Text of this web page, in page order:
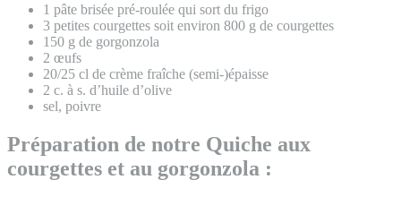
1 pâte brisée pré-roulée qui sort du frigo
3 petites courgettes soit environ 800 g de courgettes
150 g de gorgonzola
2 œufs
20/25 cl de crème fraîche (semi-)épaisse
2 c. à s. d’huile d’olive
sel, poivre
Préparation de notre Quiche aux
courgettes et au gorgonzola :